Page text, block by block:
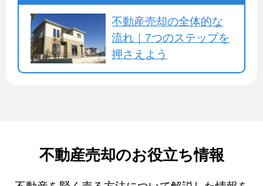
不動産売却の全体的な
流れ｜7つのステップを
押さえよう
不動産売却のお役立ち情報